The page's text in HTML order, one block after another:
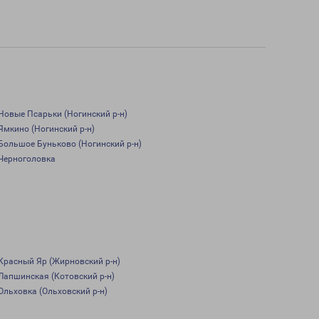
Псарьки (Ногинский р-н)
(Ногинский р-н)
Буньково (Ногинский р-н)
Яр (Жирновский р-н)
(Котовский р-н)
(Ольховский р-н)